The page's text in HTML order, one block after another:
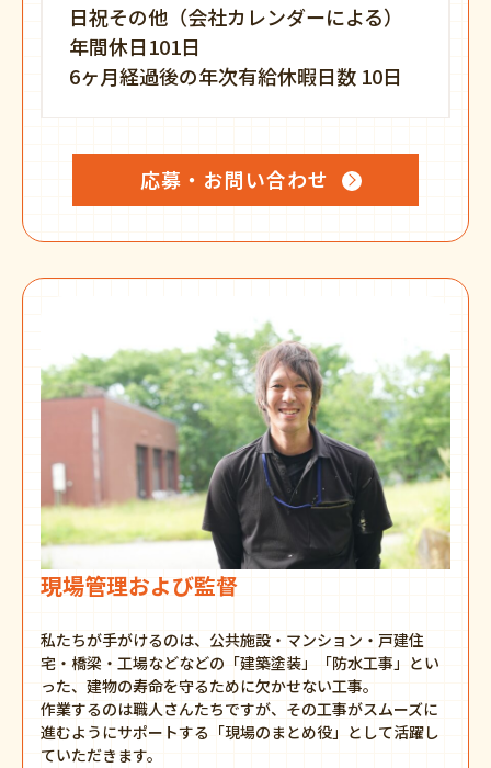
日祝その他（会社カレンダーによる）
年間休日101日
6ヶ月経過後の年次有給休暇日数 10日
応募・お問い合わせ
現場管理および監督
私たちが手がけるのは、公共施設・マンション・戸建住
宅・橋梁・工場などなどの「建築塗装」「防水工事」とい
った、建物の寿命を守るために欠かせない工事。
作業するのは職人さんたちですが、その工事がスムーズに
進むようにサポートする「現場のまとめ役」として活躍し
ていただきます。